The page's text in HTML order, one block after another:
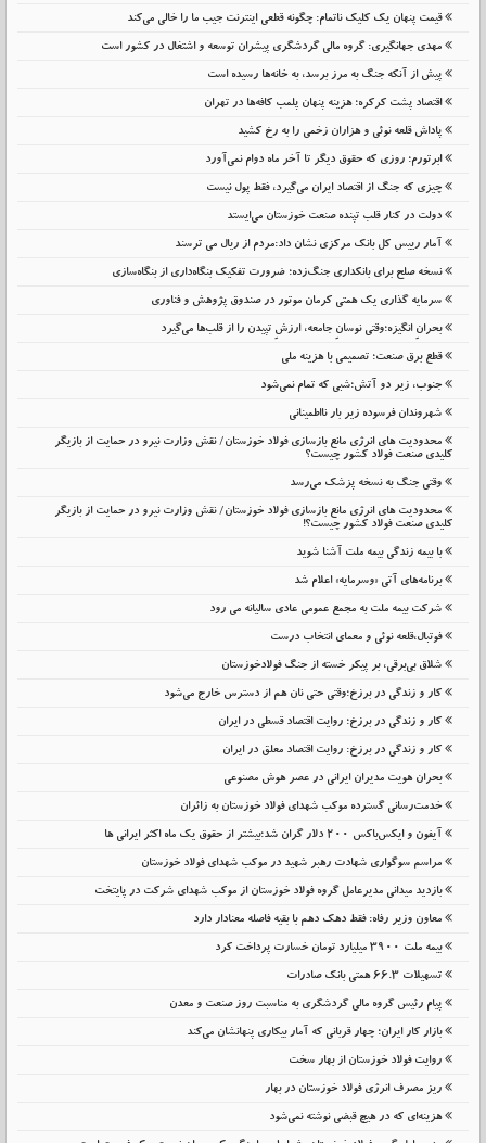
قیمت پنهان یک کلیک ناتمام: چگونه قطعی اینترنت جیب ما را خالی می‌کند
مهدی جهانگیری: گروه مالی گردشگری پیشران توسعه و اشتغال در کشور است
پیش از آنکه جنگ به مرز برسد، به خانه‌ها رسیده است
اقتصاد پشت کرکره؛ هزینه پنهان پلمب کافه‌ها در تهران
پاداش قلعه نوئی و هزاران زخمی را به رخ کشید
ابرتورم؛ روزی که حقوق دیگر تا آخر ماه دوام نمی‌آورد
چیزی که جنگ از اقتصاد ایران می‌گیرد، فقط پول نیست
دولت در کنار قلب تپنده صنعت خوزستان می‌ایستد
آمار رییس کل بانک مرکزی نشان داد:مردم از ریال می ترسند
نسخه صلح برای بانکداری جنگ‌زده؛ ضرورت تفکیک بنگاه‌داری از بنگاه‌سازی
سرمایه گذاری یک همتی کرمان موتور در صندوق پژوهش و فناوری
بحرانِ انگیزه؛وقتی نوسانِ جامعه، ارزشِ تپیدن را از قلب‌ها می‌گیرد
قطع برق صنعت؛ تصمیمی با هزینه ملی
جنوب، زیر دو آتش؛شبی که تمام نمی‌شود
شهروندان فرسوده زیر بار نااطمینانی
محدودیت های انرژی مانع بازسازی فولاد خوزستان/ نقش وزارت نیرو در حمایت از بازیگر
کلیدی صنعت فولاد کشور چیست؟
وقتی جنگ به نسخه پزشک می‌رسد
محدودیت های انرژی مانع بازسازی فولاد خوزستان/ نقش وزارت نیرو در حمایت از بازیگر
کلیدی صنعت فولاد کشور چیست؟!
با بیمه زندگی بیمه ملت آشنا شوید
برنامه‌های آتی «وسرمایه» اعلام شد
شرکت بیمه ملت به مجمع عمومی عادی سالیانه می رود
فوتبال،قلعه نوئی و معمای انتخاب درست
شلاق‌ بی‌برقی، بر پیکر خسته‌ از جنگ فولادخوزستان
کار و زندگی در برزخ؛وقتی حتی نان هم از دسترس خارج می‌شود
کار و زندگی در برزخ؛ روایت اقتصاد قسطی در ایران
کار و زندگی در برزخ: روایت اقتصاد معلق در ایران
بحران هویت مدیران ایرانی در عصر هوش مصنوعی
خدمت‌رسانی گسترده موکب شهدای فولاد خوزستان به زائران
آیفون و ایکس‌باکس ۲۰۰ دلار گران شد؛بیشتر از حقوق یک ماه اکثر ایرانی ها
مراسم سوگواری شهادت رهبر شهید در موکب شهدای فولاد خوزستان
بازدید میدانی مدیرعامل گروه فولاد خوزستان از موکب شهدای شرکت در پایتخت
معاون وزیر رفاه: فقط دهک دهم با بقیه فاصله معنادار دارد
بیمه ملت 3900 میلیارد تومان خسارت پرداخت کرد
تسهیلات 66.3 همتی بانک صادرات
پیام رئیس گروه مالی گردشگری به مناسبت روز صنعت و معدن
بازار کار ایران؛ چهار قربانی که آمار بیکاری پنهانشان می‌کند
روایت فولاد خوزستان از بهار سخت
ریز مصرف انرژی فولاد خوزستان در بهار
هزینه‌ای که در هیچ قبضی نوشته نمی‌شود